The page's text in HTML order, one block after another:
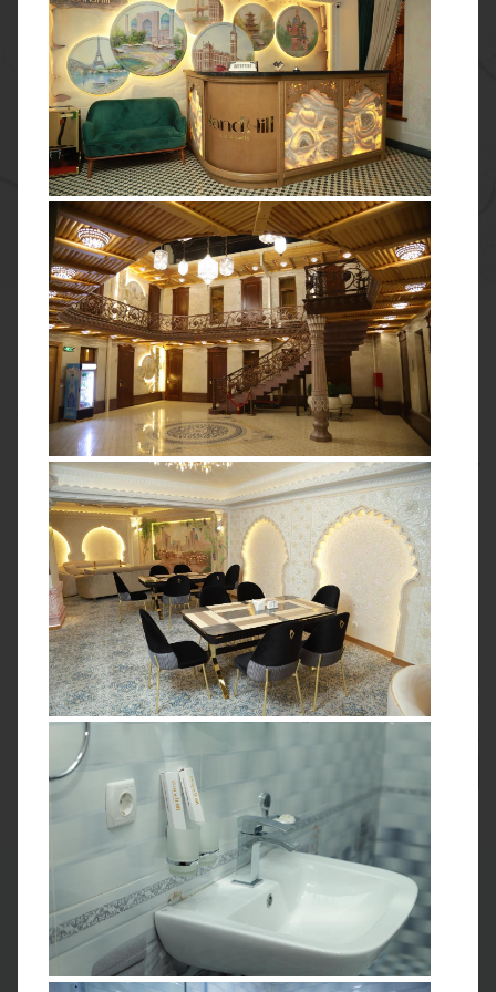
ПРОЖИВАНИЕ В ОТЕЛЯХ УРОВНЯ 3*
Для размещения мы постарались выбрать наиболее
комфортные отели уровня 3*, оформленные в
национальном стиле с восточными мотивами. А одну
ночь мы проведём в юрточном лагере или гостевом доме
в горах, чтобы максимально погрузиться в культуру и
пообщаться с местными жителями.
Сбор группы в Ташкенте
прогулка по столице